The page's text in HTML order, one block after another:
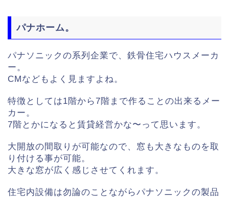
パナホーム。
パナソニックの系列企業で、 鉄骨住宅ハウスメーカ
ー。
CMなどもよく見ますよね。
特徴としては1階から7階まで作ることの出来るメー
カー。
7階とかになると賃貸経営かな〜って思います。
大開放の間取りが可能なので、窓も大きなものを取
り付ける事が可能。
大きな窓が広く感じさせてくれます。
住宅内設備は勿論のことながらパナソニックの製品